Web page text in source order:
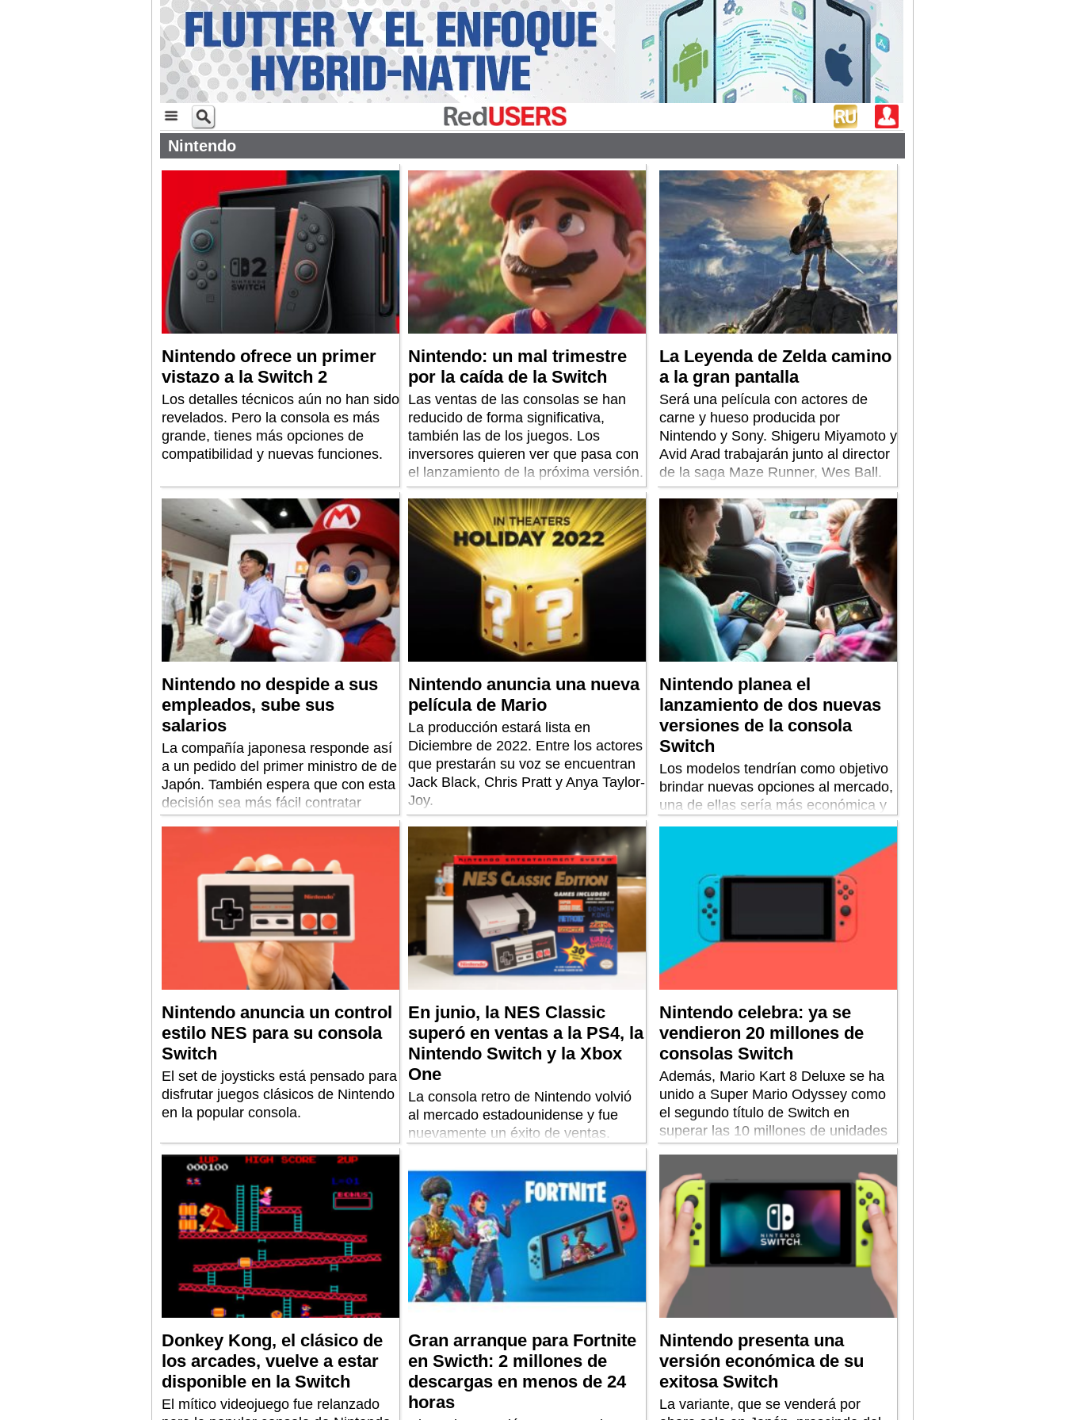
Nintendo
Nintendo ofrece un primer
vistazo a la Switch 2
Los detalles técnicos aún no han sido
revelados. Pero la consola es más
grande, tienes más opciones de
compatibilidad y nuevas funciones.
Nintendo: un mal trimestre
por la caída de la Switch
Las ventas de las consolas se han
reducido de forma significativa,
también las de los juegos. Los
inversores quieren ver que pasa con
el lanzamiento de la próxima versión.
La Leyenda de Zelda camino
a la gran pantalla
Será una película con actores de
carne y hueso producida por
Nintendo y Sony. Shigeru Miyamoto y
Avid Arad trabajarán junto al director
de la saga Maze Runner, Wes Ball.
Nintendo no despide a sus
empleados, sube sus
salarios
La compañía japonesa responde así
a un pedido del primer ministro de de
Japón. También espera que con esta
decisión sea más fácil contratar
Nintendo anuncia una nueva
película de Mario
La producción estará lista en
Diciembre de 2022. Entre los actores
que prestarán su voz se encuentran
Jack Black, Chris Pratt y Anya Taylor-
Joy.
Nintendo planea el
lanzamiento de dos nuevas
versiones de la consola
Switch
Los modelos tendrían como objetivo
brindar nuevas opciones al mercado,
una de ellas sería más económica y
la otra más potente. Sin embargo, en
ambos casos se mantendrían dentro
de la categoría sin competir con los
dispositivos hogareños como Xbox o
Nintendo anuncia un control
estilo NES para su consola
Switch
El set de joysticks está pensado para
disfrutar juegos clásicos de Nintendo
en la popular consola.
En junio, la NES Classic
superó en ventas a la PS4, la
Nintendo Switch y la Xbox
One
La consola retro de Nintendo volvió
al mercado estadounidense y fue
nuevamente un éxito de ventas.
Nintendo celebra: ya se
vendieron 20 millones de
consolas Switch
Además, Mario Kart 8 Deluxe se ha
unido a Super Mario Odyssey como
el segundo título de Switch en
superar las 10 millones de unidades
Donkey Kong, el clásico de
los arcades, vuelve a estar
disponible en la Switch
El mítico videojuego fue relanzado
Gran arranque para Fortnite
en Swicth: 2 millones de
descargas en menos de 24
horas
Nintendo presenta una
versión económica de su
exitosa Switch
La variante, que se venderá por